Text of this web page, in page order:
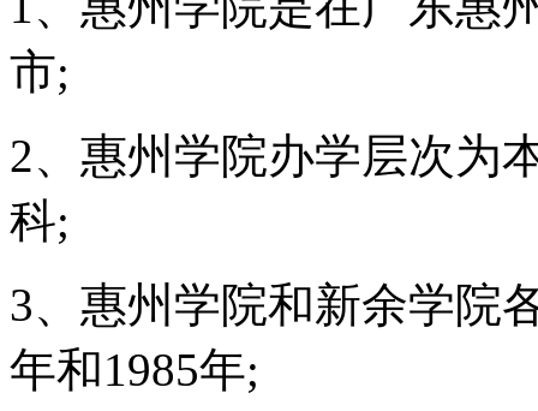
市;
2、惠州学院办学层次为
科;
3、惠州学院和新余学院
年和1985年;